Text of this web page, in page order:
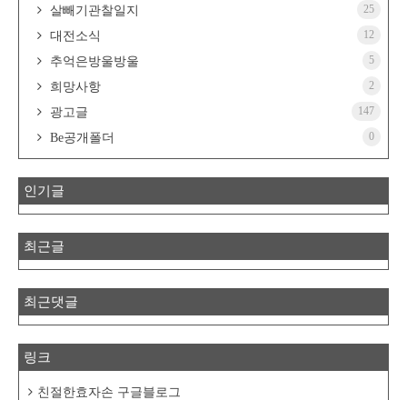
살빼기관찰일지 25
대전소식 12
추억은방울방울 5
희망사항 2
광고글 147
Be공개폴더 0
인기글
최근글
최근댓글
링크
친절한효자손 구글블로그